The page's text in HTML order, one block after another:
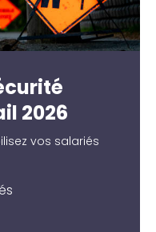
2026
vos salariés